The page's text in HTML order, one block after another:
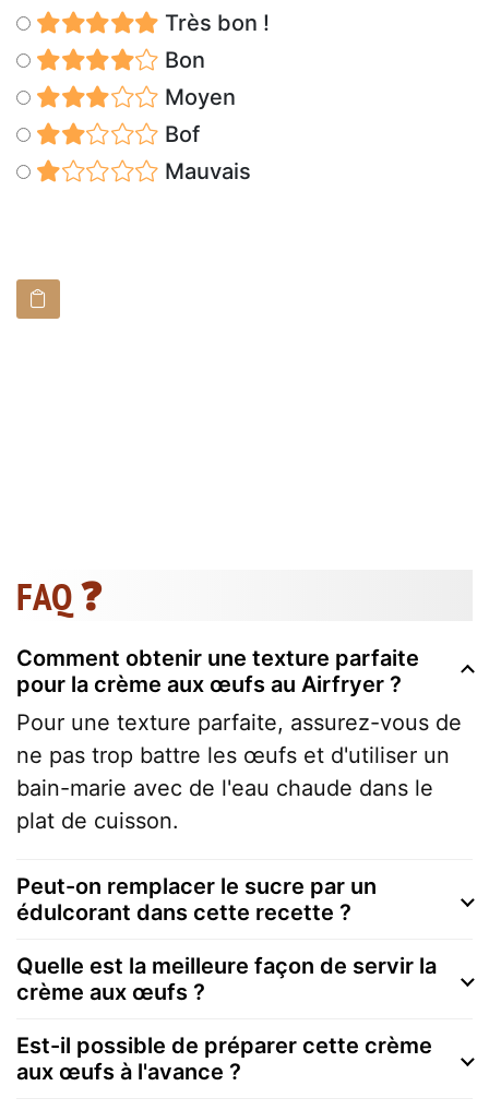
Très bon !
Bon
Moyen
Bof
Mauvais
FAQ ❓
Comment obtenir une texture parfaite
pour la crème aux œufs au Airfryer ?
Pour une texture parfaite, assurez-vous de
ne pas trop battre les œufs et d'utiliser un
bain-marie avec de l'eau chaude dans le
plat de cuisson.
Peut-on remplacer le sucre par un
édulcorant dans cette recette ?
Quelle est la meilleure façon de servir la
crème aux œufs ?
Est-il possible de préparer cette crème
aux œufs à l'avance ?